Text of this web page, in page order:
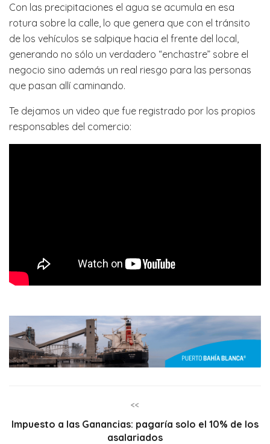
Con las precipitaciones el agua se acumula en esa
rotura sobre la calle, lo que genera que con el tránsito
de los vehículos se salpique hacia el frente del local,
generando no sólo un verdadero “enchastre” sobre el
negocio sino además un real riesgo para las personas
que pasan allí caminando.
Te dejamos un video que fue registrado por los propios
responsables del comercio:
<<
Impuesto a las Ganancias: pagaría solo el 10% de los
asalariados